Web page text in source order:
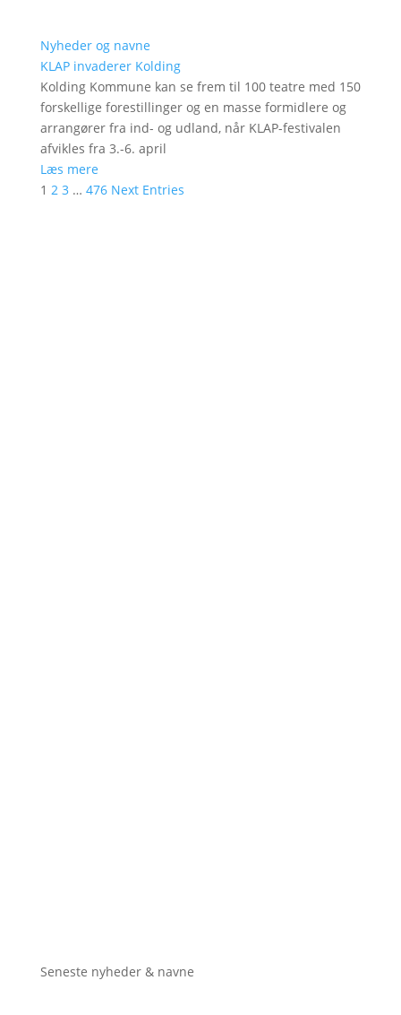
Nyheder og navne
KLAP invaderer Kolding
Kolding Kommune kan se frem til 100 teatre med 150
forskellige forestillinger og en masse formidlere og
arrangører fra ind- og udland, når KLAP-festivalen
afvikles fra 3.-6. april
Læs mere
1 2 3 … 476 Next Entries
Seneste nyheder & navne